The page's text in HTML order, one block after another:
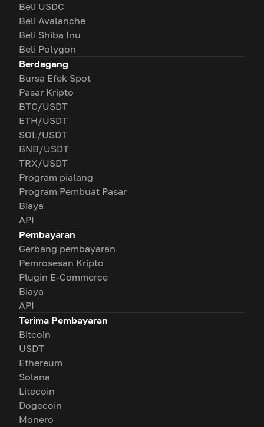
Beli USDC
Beli Avalanche
Beli Shiba Inu
Beli Polygon
Berdagang
Bursa Efek Spot
Pasar Kripto
BTC/USDT
ETH/USDT
SOL/USDT
BNB/USDT
TRX/USDT
Program pialang
Program Pembuat Pasar
Biaya
API
Pembayaran
Gerbang pembayaran
Pemrosesan Kripto
Plugin E-Commerce
Biaya
API
Terima Pembayaran
Bitcoin
USDT
Ethereum
Solana
Litecoin
Dogecoin
Monero